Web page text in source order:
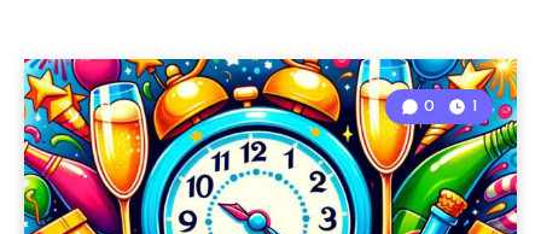
0 1